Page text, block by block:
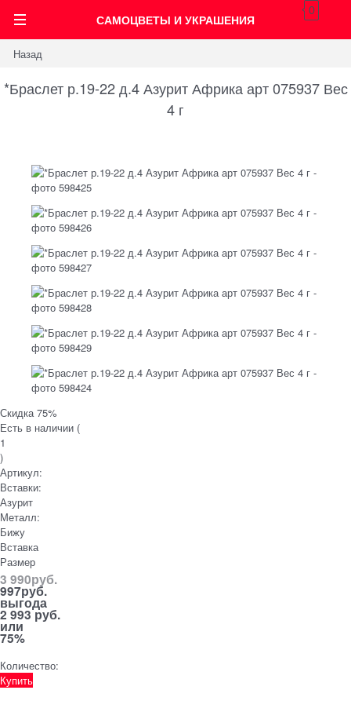
САМОЦВЕТЫ И УКРАШЕНИЯ
0
Назад
*Браслет р.19-22 д.4 Азурит Африка арт 075937 Вес
4 г
Скидка 75%
Есть в наличии (
1
)
Артикул:
Вставки:
Азурит
Металл:
Бижу
Вставка
Размер
3 990руб.
997руб.
выгода
2 993 руб.
или
75%
Количество:
Купить